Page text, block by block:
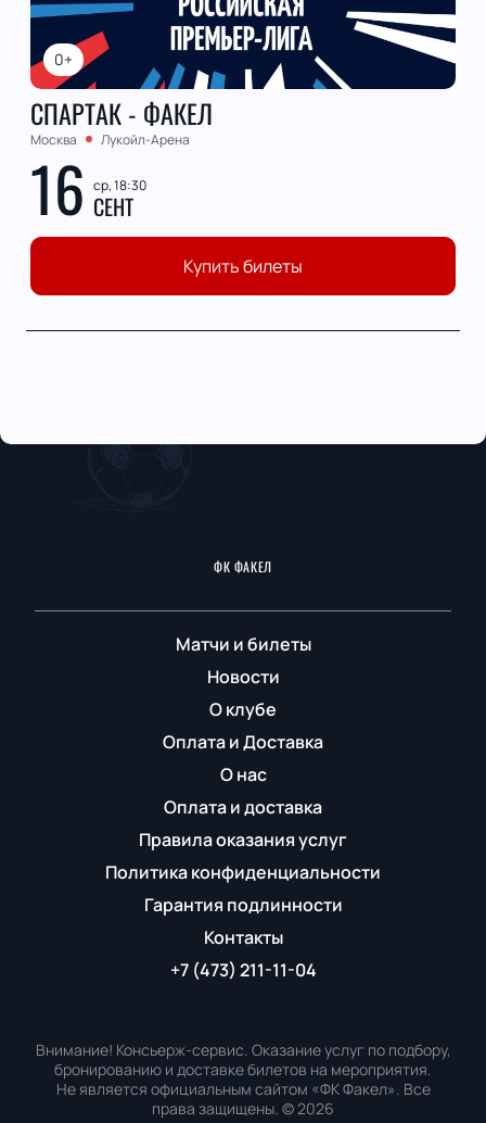
0+
СПАРТАК - ФАКЕЛ
Москва Лукойл-Арена
16 ср, 18:30
СЕНТ
Купить билеты
ФК ФАКЕЛ
Матчи и билеты
Новости
О клубе
Оплата и Доставка
О нас
Оплата и доставка
Правила оказания услуг
Политика конфиденциальности
Гарантия подлинности
Контакты
+7 (473) 211-11-04
Внимание! Консьерж-сервис. Оказание услуг по подбору,
бронированию и доставке билетов на мероприятия.
Не является официальным сайтом «ФК Факел». Все
права защищены. ©2026